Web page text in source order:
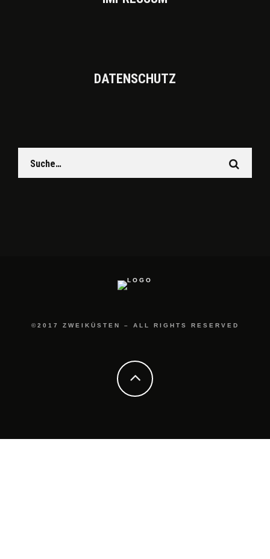
DATEN­SCHUTZ
©2017 ZWEIKÜSTEN – ALL RIGHTS RESERVED